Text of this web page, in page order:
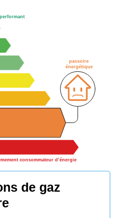
consommateur d’énergie
passoire
énergétique
de gaz